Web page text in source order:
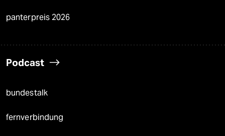
panterpreis 2026
Podcast
bundestalk
fernverbindung